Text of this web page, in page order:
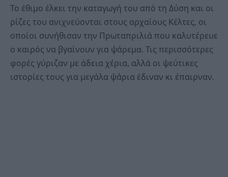
Το έθιμο έλκει την καταγωγή του από τη Δύση και οι
ρίζες του ανιχνεύονται στους αρχαίους Κέλτες, οι
οποίοι συνήθισαν την Πρωταπριλιά που καλυτέρευε
ο καιρός να βγαίνουν για ψάρεμα. Τις περισσότερες
φορές γύριζαν με άδεια χέρια, αλλά οι ψεύτικες
ιστορίες τους για μεγάλα ψάρια έδιναν κι έπαιρναν.